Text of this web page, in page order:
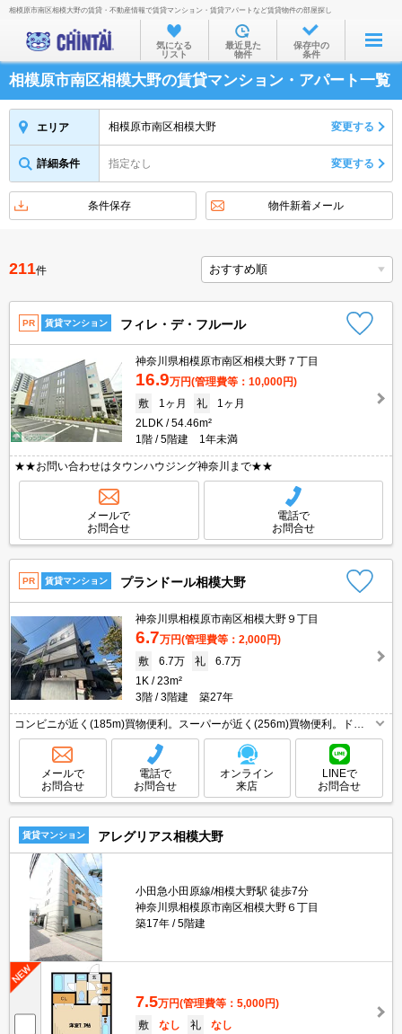
お部屋を探す
沿線・駅から
住所から
家賃相場から
物件特集から
不動産会社から
TOP
相模原市南区相模大野の賃貸・不動産情報で賃貸マンション・賃貸アパートなど賃貸物件の部屋探し
気になる
リスト
最近見た
物件
保存中の
条件
相模原市南区相模大野の賃貸マンション・アパート一覧
エリア 相模原市南区相模大野 変更する
詳細条件 指定なし 変更する
条件保存 物件新着メール
211件
PR 賃貸マンション フィレ・デ・フルール
神奈川県相模原市南区相模大野７丁目
16.9万円(管理費等：10,000円)
敷
1ヶ月 礼
1ヶ月
2LDK
54.46m²
1階
5階建 1年未満
★★お問い合わせはタウンハウジング神奈川まで★★
メールで
お問合せ
電話で
お問合せ
PR 賃貸マンション プランドール相模大野
神奈川県相模原市南区相模大野９丁目
6.7万円(管理費等：2,000円)
敷
6.7万 礼
6.7万
1K
23m²
3階
3階建 築27年
コンビニが近く(185m)買物便利。スーパーが近く(256m)買物便利。ドラ
ッグストアへ483m。オンライン対応相談可。経済的な都市ガス使用。
広々居室7帖。
メールで
お問合せ
電話で
お問合せ
オンライン
来店
LINEで
お問合せ
賃貸マンション アレグリアス相模大野
小田急小田原線/相模大野駅 徒歩7分
神奈川県相模原市南区相模大野６丁目
築17年
5階建
7.5万円(管理費等：5,000円)
敷
なし 礼
なし